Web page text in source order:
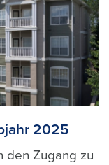
2025
den Zugang zu